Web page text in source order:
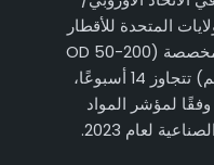
المتحدة للأقطار
المخصصة (OD 50-200
مم) تتجاوز 14 أسبوعًا،
وفقًا لمؤشر المواد
الصناعية لعام 2023.